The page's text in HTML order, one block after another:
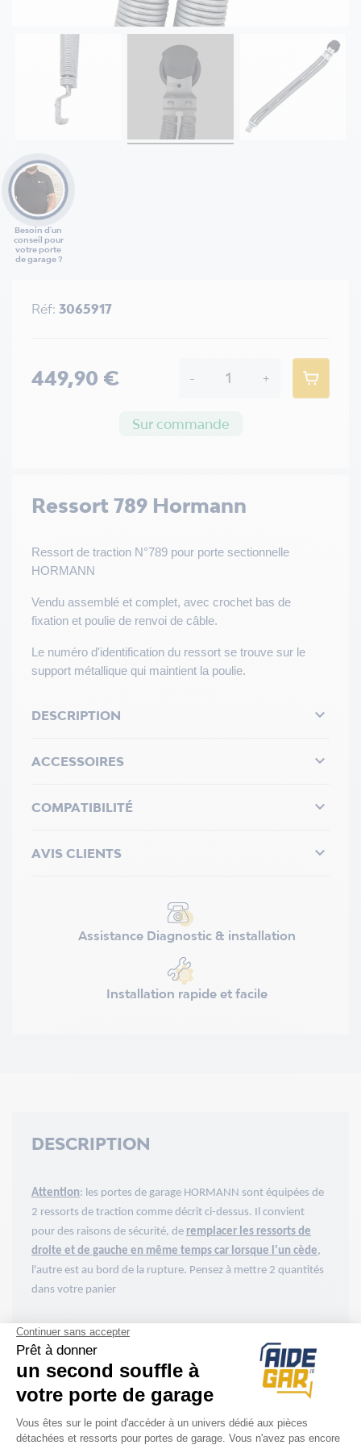
Besoin d'un
conseil pour
votre porte
de garage ?
Ressort 789 Hormann
Ressort de traction N°789 pour porte sectionnelle
HORMANN
Vendu assemblé et complet, avec crochet bas de
fixation et poulie de renvoi de câble.
Le numéro d'identification du ressort se trouve sur le
support métallique qui maintient la poulie.
DESCRIPTION 
ACCESSOIRES 
COMPATIBILITÉ 
AVIS CLIENTS 
Assistance Diagnostic & installation
Installation rapide et facile
Réf: 3065917
449,90 € - +
Sur commande
DESCRIPTION
Attention: les portes de garage HORMANN sont équipées de
2 ressorts de traction comme décrit ci-dessus. Il convient
pour des raisons de sécurité, de remplacer les ressorts de
droite et de gauche en même temps car lorsque l'un cède,
l'autre est au bord de la rupture. Pensez à mettre 2 quantités
dans votre panier